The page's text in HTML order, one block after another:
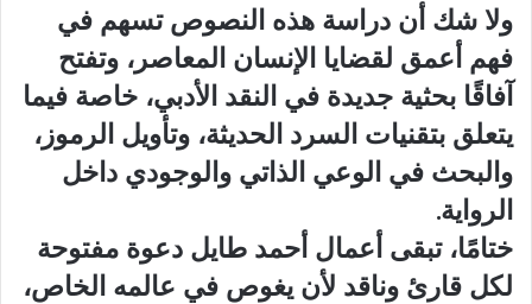
ولا شك أن دراسة هذه النصوص تسهم في
فهم أعمق لقضايا الإنسان المعاصر، وتفتح
آفاقًا بحثية جديدة في النقد الأدبي، خاصة فيما
يتعلق بتقنيات السرد الحديثة، وتأويل الرموز،
والبحث في الوعي الذاتي والوجودي داخل
الرواية.
ختامًا، تبقى أعمال أحمد طايل دعوة مفتوحة
لكل قارئ وناقد لأن يغوص في عالمه الخاص،